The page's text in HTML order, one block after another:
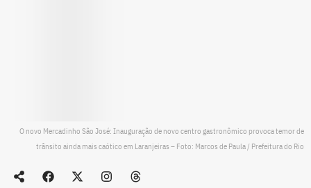
O novo Mercadinho São José: Inauguração de novo centro gastronômico provoca temor de
trânsito ainda mais caótico em Laranjeiras – Foto: Marcos de Paula / Prefeitura do Rio